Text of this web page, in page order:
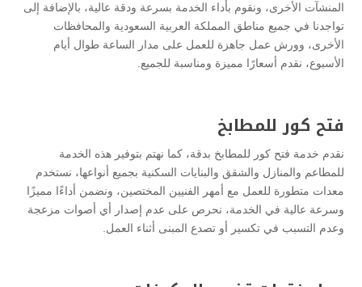
المنشآت الأخرى، ونقوم بأداء الخدمة بسرعة ودقة عالية، بالإضافة إلى
تواجدنا في جميع مناطق المملكة العربية السعودية والمحافظات
الأخرى، وورش عمل جاهزة للعمل على مدار الساعة طوال أيام
الأسبوع، نقدم أسعارًا مميزة ومناسبة للجميع.
فتح كور للمطابخ
نقدم خدمة فتح كور للمطابخ بدقة، كما نهتم بتوفير هذه الخدمة
للمطاعم والمنازل والشقق والبنايات السكنية بجميع أنواعها، نستخدم
معدات متطورة للعمل مع أمهر الفنيين المختصين، ونضمن أداءًا مميزًا
وسرعة عالية في الخدمة، نحرص على عدم إصدار أي أصوات مزعجة
وعدم التسبب في تكسير أو تصدع المبنى أثناء العمل.